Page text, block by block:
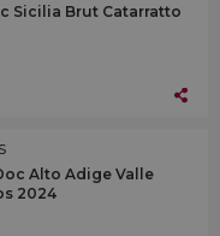
Sicilia Brut Catarratto
Alto Adige Valle
2024